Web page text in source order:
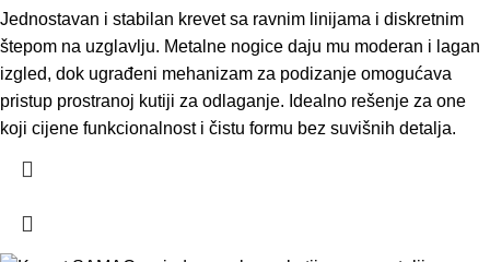
Jednostavan i stabilan krevet sa ravnim linijama i diskretnim
štepom na uzglavlju. Metalne nogice daju mu moderan i lagan
izgled, dok ugrađeni mehanizam za podizanje omogućava
pristup prostranoj kutiji za odlaganje. Idealno rešenje za one
koji cijene funkcionalnost i čistu formu bez suvišnih detalja.